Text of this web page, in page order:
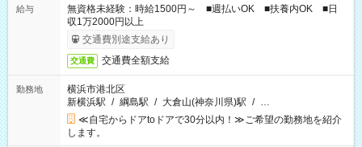
給与
無資格未経験：時給1500円～ ■週払いOK ■扶養内OK ■日
収1万2000円以上
交通費別途支給あり
交通費 交通費全額支給
勤務地
横浜市港北区
新横浜駅 / 綱島駅 / 大倉山(神奈川県)駅 / …
≪自宅からドアtoドアで30分以内！≫ご希望の勤務地を紹介
します。